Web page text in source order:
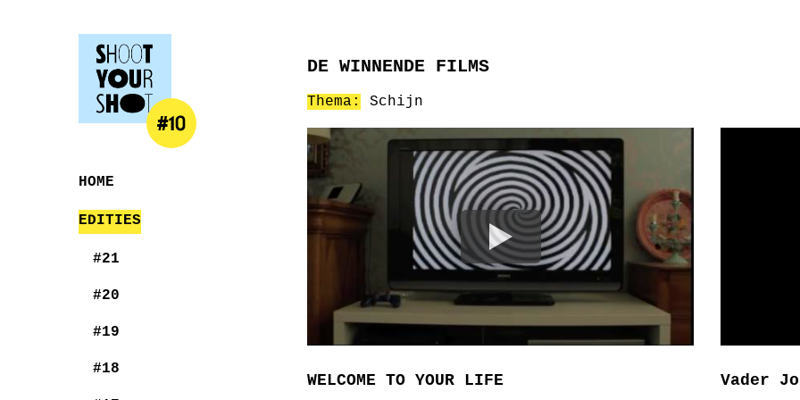
#10
HOME
EDITIES
#21
#20
#19
#18
DE WINNENDE FILMS
Thema: Schijn
WELCOME TO YOUR LIFE Vader